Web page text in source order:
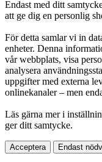
Endast med ditt
att ge dig en personlig
För detta samlar vi in
enheter. Denna
vår webbplats, visa
analysera
uppgifter med externa
onlinekanaler – men
Läs gärna mer i
ger ditt samtycke.
Acceptera Endast